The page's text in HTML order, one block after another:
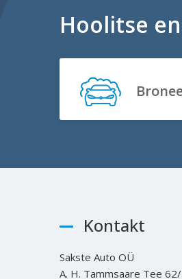
Hoolitse
Kontakt
Sakste Auto OÜ
A. H. Tammsaare Tee